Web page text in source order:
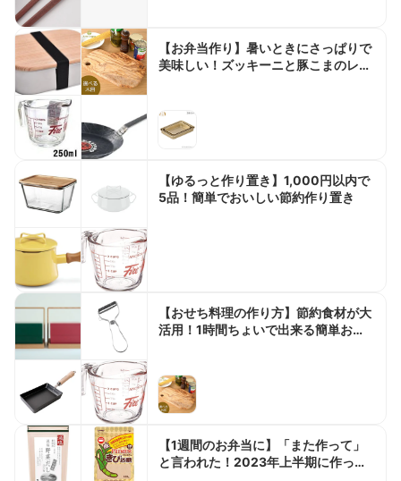
【お弁当作り】暑いときにさっぱりで
美味しい！ズッキーニと豚こまのレモ
【ゆるっと作り置き】1,000円以内で
5品！簡単でおいしい節約作り置き
【おせち料理の作り方】節約食材が大
活用！1時間ちょいで出来る簡単おせ
【1週間のお弁当に】「また作って」
と言われた！2023年上半期に作った